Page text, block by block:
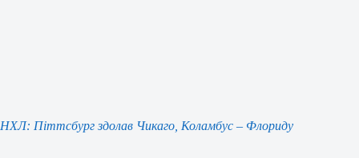
НХЛ: Піттсбург здолав Чикаго, Коламбус – Флориду